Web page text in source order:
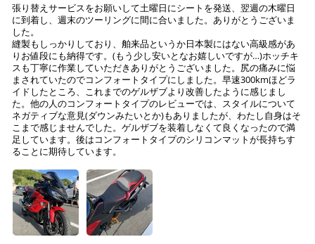
張り替えサービスをお願いして土曜日にシートを発送、翌週の木曜日
に到着し、週末のツーリングに間に合いました。ありがとうございま
した。
縫製もしっかりしており、舶来品というか日本製にはない高級感があ
りお値段にも納得です。(もう少し安いとなお嬉しいですが…)ホッチキ
スも丁寧に作業していただきありがとうございました。尻の痛みに悩
まされていたのでコンフォートタイプにしました。早速300kmほどラ
イドしたところ、これまでのゲルザブより改善したように感じまし
た。他の人のコンフォートタイプのレビューでは、スタイルについて
ネガティブな意見(ダウンみたいとか)もありましたが、わたし自身はそ
こまで感じませんでした。ゲルザブを装着しなくて良くなったので満
足しています。後はコンフォートタイプのシリコンマットが長持ちす
ることに期待しています。